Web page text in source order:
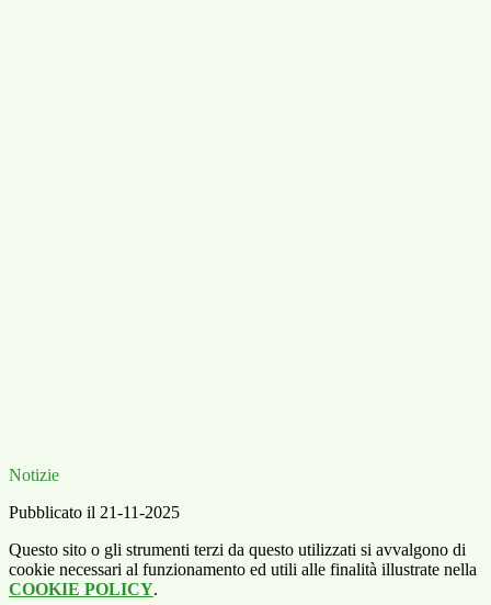
Notizie
Pubblicato il 21-11-2025
Questo sito o gli strumenti terzi da questo utilizzati si avvalgono di
cookie necessari al funzionamento ed utili alle finalità illustrate nella
COOKIE POLICY.